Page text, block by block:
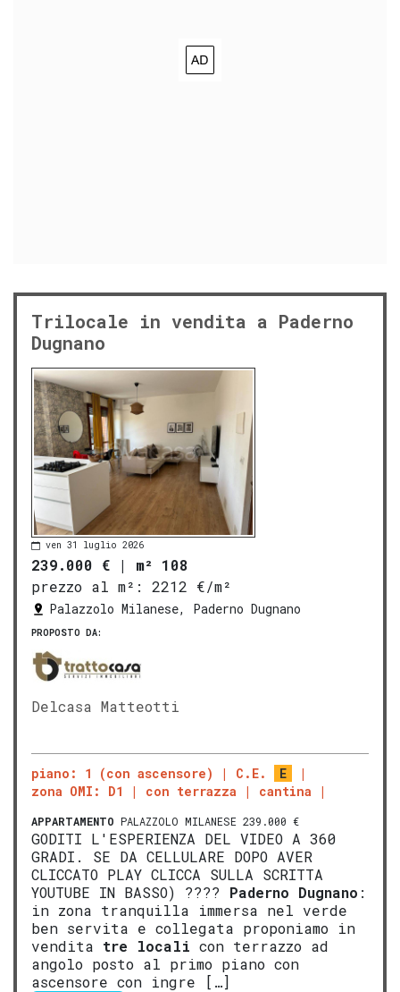
Trilocale in vendita a Paderno
Dugnano
ven 31 luglio 2026
239.000 € | m² 108
prezzo al m²:
2212 €/m²
Palazzolo Milanese, Paderno Dugnano
PROPOSTO DA:
Delcasa Matteotti
piano: 1 (con ascensore) C.E.
E
zona OMI: D1
con terrazza cantina
APPARTAMENTO PALAZZOLO MILANESE 239.000 €
GODITI L'ESPERIENZA DEL VIDEO A 360
GRADI. SE DA CELLULARE DOPO AVER
CLICCATO PLAY CLICCA SULLA SCRITTA
YOUTUBE IN BASSO) ???? Paderno Dugnano :
in zona tranquilla immersa nel verde
ben servita e collegata proponiamo in
vendita tre locali con terrazzo ad
angolo posto al primo piano con
ascensore con ingre […]